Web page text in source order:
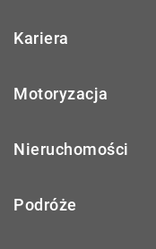
Kariera
Motoryzacja
Nieruchomości
Podróże